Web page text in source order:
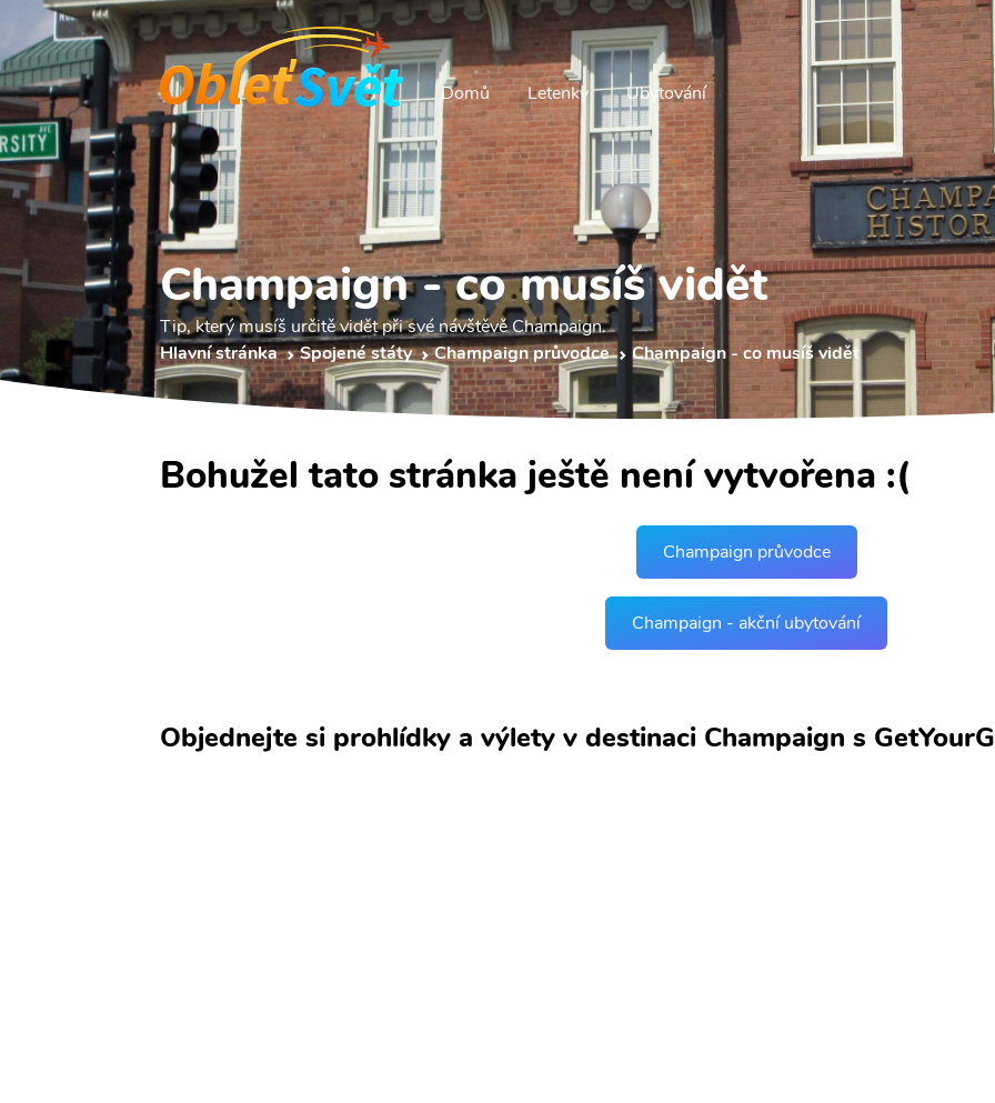
Domů Letenky Ubytování
Champaign - co musíš vidět
Tip, který musíš určitě vidět při své návštěvě Champaign.
Hlavní stránka
Spojené státy Champaign průvodce Champaign - co musíš vidět
Bohužel tato stránka ještě není vytvořena :(
Champaign průvodce
Champaign - akční ubytování
Objednejte si prohlídky a výlety v destinaci Champaign s